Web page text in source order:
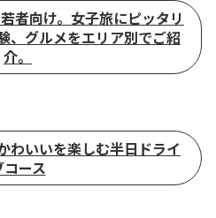
者向け。女子旅にピッタリ
、グルメをエリア別でご紹
介。
わいいを楽しむ半日ドライ
コース